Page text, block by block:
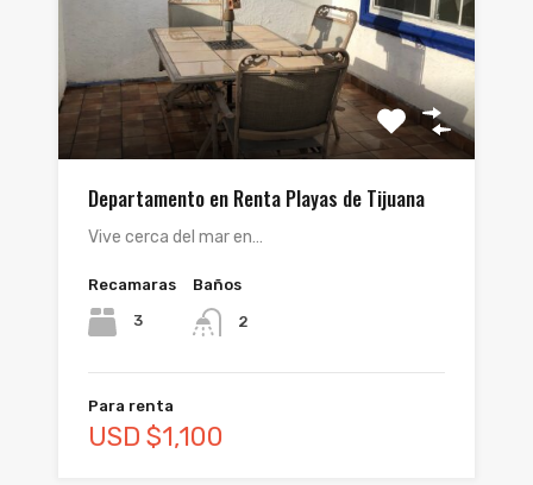
Departamento en Renta Playas de Tijuana
Vive cerca del mar en…
Recamaras
3
Baños
2
Para renta
USD $1,100